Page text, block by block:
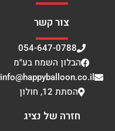
צור קשר
054-647-0788
הבלון השמח בע"מ
info@happyballoon.co.il
הסתת 12, חולון
חזרה של נציג